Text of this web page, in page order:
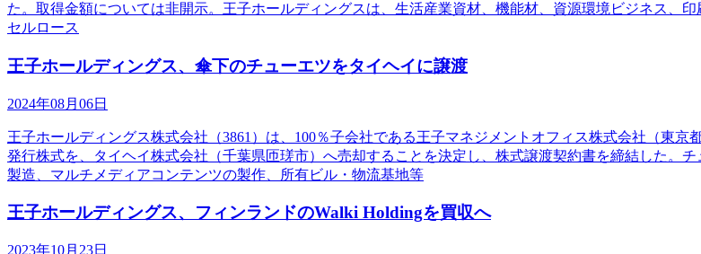
た。取得金額については非開示。王子ホールディングスは、生活産業資材、機能材、資源環境ビジネス、
セルロース
王子ホールディングス、傘下のチューエツをタイヘイに譲渡
2024年08月06日
王子ホールディングス株式会社（3861）は、100％子会社である王子マネジメントオフィス株式会社（東
発行株式を、タイヘイ株式会社（千葉県匝瑳市）へ売却することを決定し、株式譲渡契約書を締結した。
製造、マルチメディアコンテンツの製作、所有ビル・物流基地等
王子ホールディングス、フィンランドのWalki Holdingを買収へ
2023年10月23日